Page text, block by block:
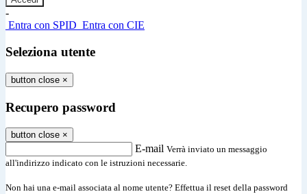
-
Entra con SPID Entra con CIE
Seleziona utente
button close ×
Recupero password
button close ×
E-mail Verrà inviato un messaggio
all'indirizzo indicato con le istruzioni necessarie.
Non hai una e-mail associata al nome utente? Effettua il reset della password